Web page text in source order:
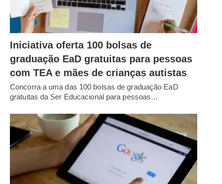
Iniciativa oferta 100 bolsas de
graduação EaD gratuitas para pessoas
com TEA e mães de crianças autistas
Concorra a uma das 100 bolsas de graduação EaD
gratuitas da Ser Educacional para pessoas…